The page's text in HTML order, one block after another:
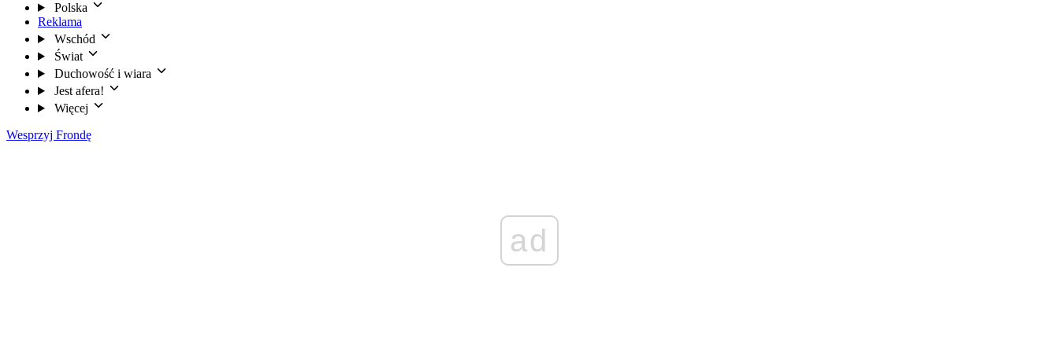
Polska
Reklama
Wschód
Świat
Duchowość i wiara
Jest afera!
Więcej
Wesprzyj Frondę
ad